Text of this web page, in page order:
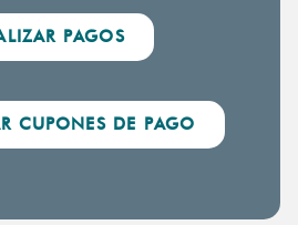
PAGOS
CUPONES DE PAGO